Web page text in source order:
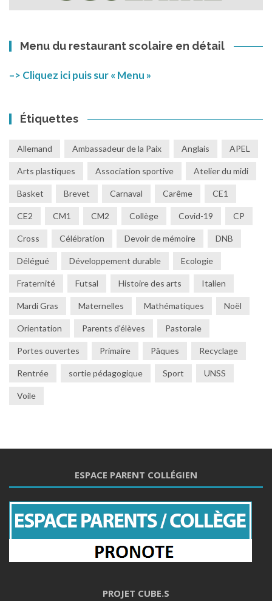
Menu du restaurant scolaire en détail
–> Cliquez ici puis sur « Menu »
Étiquettes
Allemand Ambassadeur de la Paix Anglais APEL
Arts plastiques Association sportive Atelier du midi
Basket Brevet Carnaval Carême CE1
CE2 CM1 CM2 Collège Covid-19 CP
Cross Célébration Devoir de mémoire DNB
Délégué Développement durable Ecologie
Fraternité Futsal Histoire des arts Italien
Mardi Gras Maternelles Mathématiques Noël
Orientation Parents d'élèves Pastorale
Portes ouvertes Primaire Pâques Recyclage
Rentrée sortie pédagogique Sport UNSS
Voile
ESPACE PARENT COLLÉGIEN
PROJET CUBE.S